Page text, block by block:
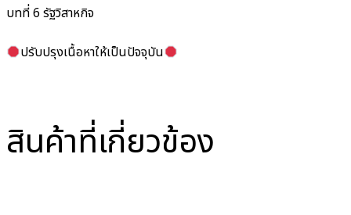
บทที่ 6 รัฐวิสาหกิจ
ปรับปรุงเนื้อหาให้เป็นปัจจุบัน
สินค้าที่เกี่ยวข้อง